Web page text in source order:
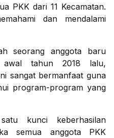
PKK dari 11 Kecamatan.
dan mendalami
seorang anggota baru
awal tahun 2018 lalu,
sangat bermanfaat guna
program-program yang
kunci keberhasilan
semua anggota PKK